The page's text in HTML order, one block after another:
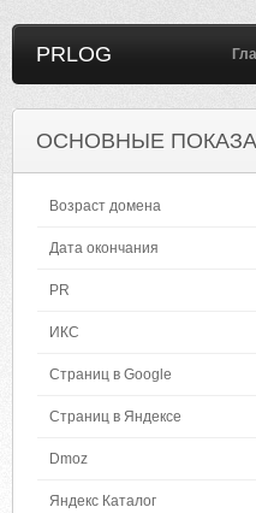
PRLOG
ОСНОВНЫЕ
Возраст домена
Дата окончания
PR
ИКС
Страниц в Google
Страниц в Яндексе
Dmoz
Яндекс Каталог